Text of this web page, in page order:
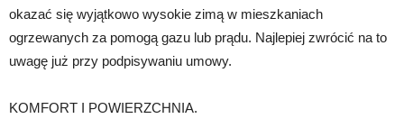
okazać się wyjątkowo wysokie zimą w mieszkaniach
ogrzewanych za pomogą gazu lub prądu. Najlepiej zwrócić na to
uwagę już przy podpisywaniu umowy.
KOMFORT I POWIERZCHNIA.